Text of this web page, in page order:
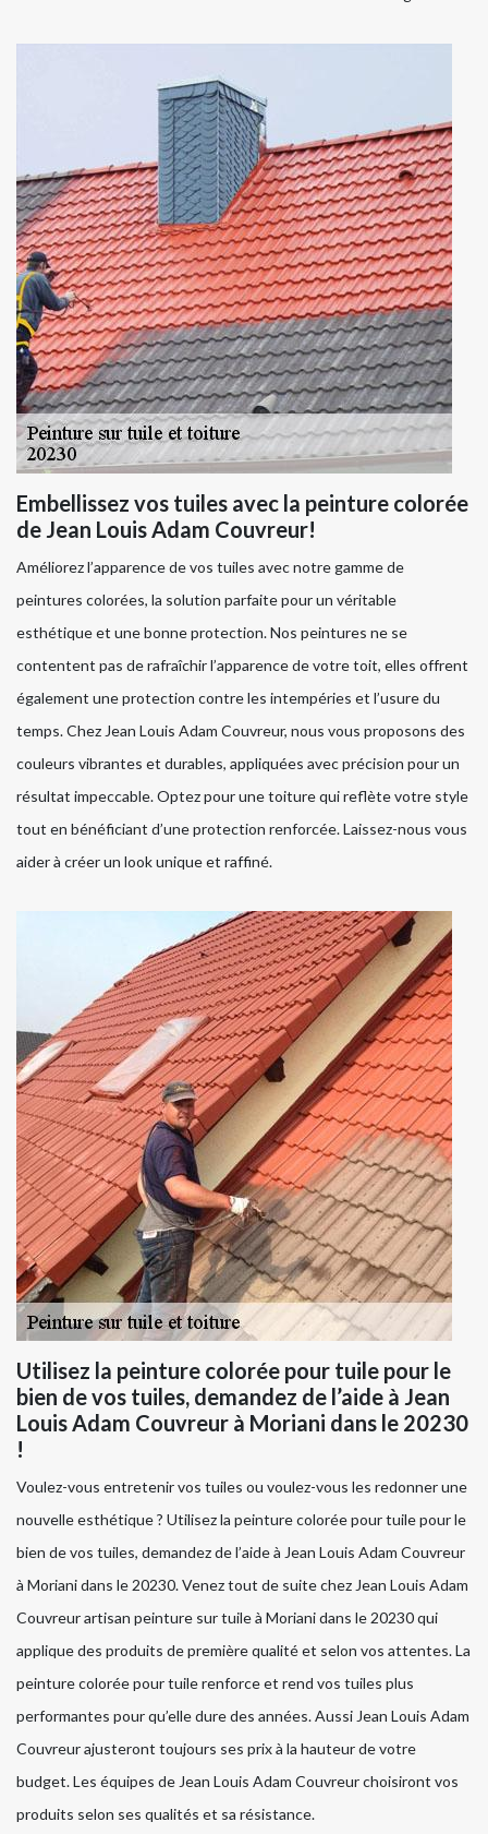
Embellissez vos tuiles avec la peinture colorée
de Jean Louis Adam Couvreur!
Améliorez l’apparence de vos tuiles avec notre gamme de
peintures colorées, la solution parfaite pour un véritable
esthétique et une bonne protection. Nos peintures ne se
contentent pas de rafraîchir l’apparence de votre toit, elles offrent
également une protection contre les intempéries et l’usure du
temps. Chez Jean Louis Adam Couvreur, nous vous proposons des
couleurs vibrantes et durables, appliquées avec précision pour un
résultat impeccable. Optez pour une toiture qui reflète votre style
tout en bénéficiant d’une protection renforcée. Laissez-nous vous
aider à créer un look unique et raffiné.
Utilisez la peinture colorée pour tuile pour le
bien de vos tuiles, demandez de l’aide à Jean
Louis Adam Couvreur à Moriani dans le 20230
!
Voulez-vous entretenir vos tuiles ou voulez-vous les redonner une
nouvelle esthétique ? Utilisez la peinture colorée pour tuile pour le
bien de vos tuiles, demandez de l’aide à Jean Louis Adam Couvreur
à Moriani dans le 20230. Venez tout de suite chez Jean Louis Adam
Couvreur artisan peinture sur tuile à Moriani dans le 20230 qui
applique des produits de première qualité et selon vos attentes. La
peinture colorée pour tuile renforce et rend vos tuiles plus
performantes pour qu’elle dure des années. Aussi Jean Louis Adam
Couvreur ajusteront toujours ses prix à la hauteur de votre
budget. Les équipes de Jean Louis Adam Couvreur choisiront vos
produits selon ses qualités et sa résistance.